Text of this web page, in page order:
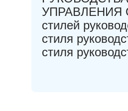
УПРАВЛЕНИЯ
стилей
стиля
стиля